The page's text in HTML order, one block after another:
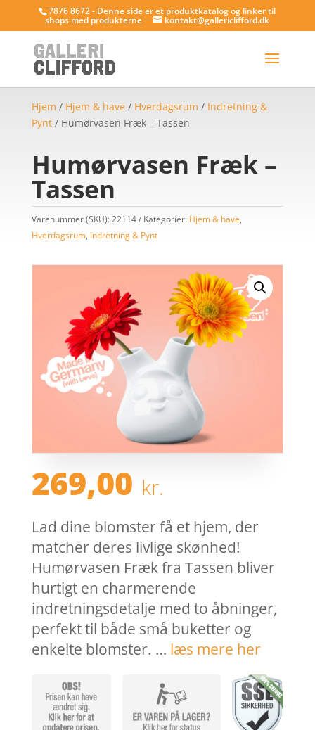
7876 8672 - Denne side er et produktkatalog og linker til
shops med produkterne kontakt@gallericlifford.dk
Hjem / Hjem & have/ Hverdagsrum / Indretning &
Pynt/ Humørvasen Fræk – Tassen
Humørvasen Fræk –
Tassen
Varenummer (SKU):22114 Kategorier: Hjem & have,
Hverdagsrum, Indretning & Pynt
269,00 kr.
Lad dine blomster få et hjem, der
matcher deres livlige skønhed!
Humørvasen Fræk fra Tassen bliver
hurtigt en charmerende
indretningsdetalje med to åbninger,
perfekt til både små buketter og
enkelte blomster. … læs mere her